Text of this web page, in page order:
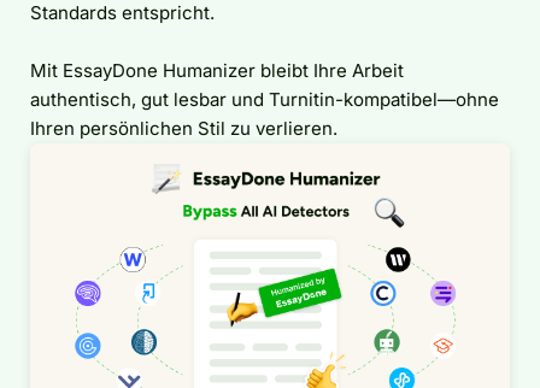
Standards entspricht.
Mit EssayDone Humanizer bleibt Ihre Arbeit
authentisch, gut lesbar und Turnitin-kompatibel—ohne
Ihren persönlichen Stil zu verlieren.